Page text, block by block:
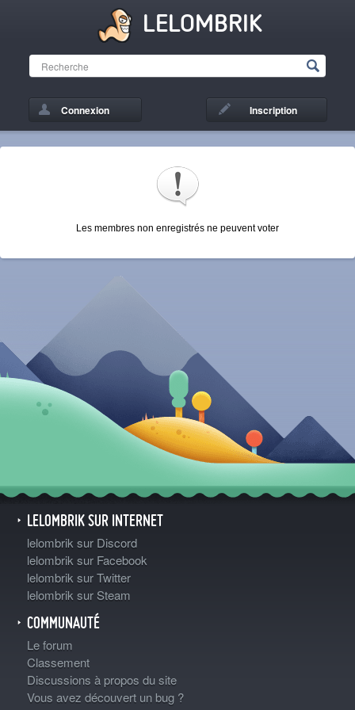
LELOMBRIK
Connexion Inscription
Les membres non enregistrés ne peuvent voter
LELOMBRIK SUR INTERNET
lelombrik sur Discord
lelombrik sur Facebook
lelombrik sur Twitter
lelombrik sur Steam
COMMUNAUTÉ
Le forum
Classement
Discussions à propos du site
Vous avez découvert un bug ?